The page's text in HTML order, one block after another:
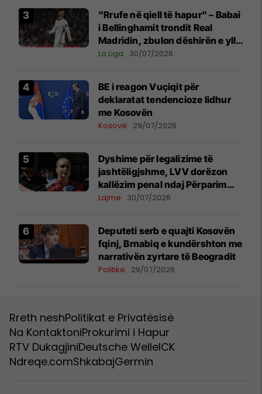
"Rrufe në qiell të hapur" – Babai
i Bellinghamit trondit Real
Madridin, zbulon dëshirën e yllit
anglez për largim
La Liga 30/07/2026
BE i reagon Vuçiqit për
deklaratat tendencioze lidhur
me Kosovën
Kosovë 29/07/2026
Dyshime për legalizime të
jashtëligjshme, LVV dorëzon
kallëzim penal ndaj Përparim
Ramës dhe zyrtarëve të
Lajme 30/07/2026
Deputeti serb e quajti Kosovën
fqinj, Brnabiq e kundërshton me
narrativën zyrtare të Beogradit
Politikë 29/07/2026
Rreth neshPolitikat e Privatësisë
Na KontaktoniProkurimi i Hapur
RTV DukagjiniDeutsche WelleICK
Ndreqe.comShkabajGermin